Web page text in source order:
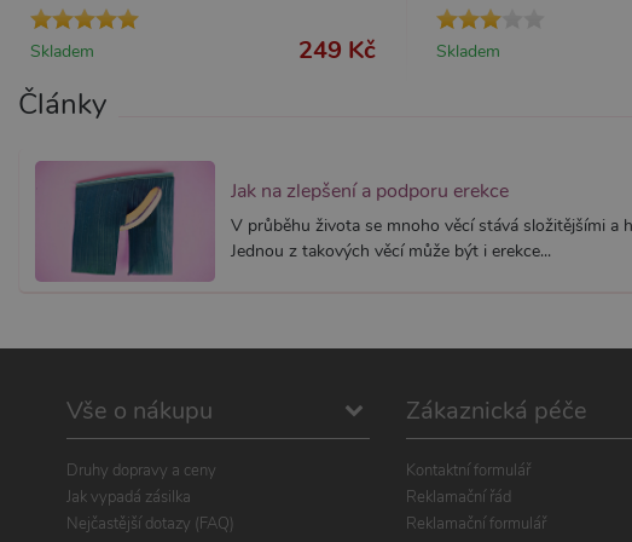
Skladem 249 Kč Skladem
Články
Jak na zlepšení a podporu erekce
V průběhu života se mnoho věcí stává složitějšími a
Jednou z takových věcí může být i erekce...
Vše o nákupu
Druhy dopravy a ceny
Jak vypadá zásilka
Nejčastější dotazy (FAQ)
Zákaznická péče
Kontaktní formulář
Reklamační řád
Reklamační formulář